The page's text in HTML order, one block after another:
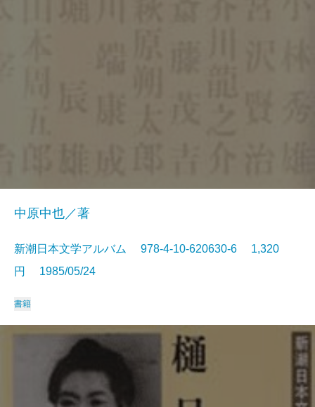
中原中也／著
新潮日本文学アルバム 978-4-10-620630-6 1,320
円 1985/05/24
書籍